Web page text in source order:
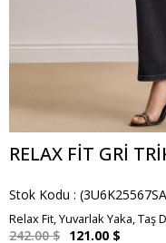
RELAX FIT GRI
Stok Kodu
Relax Fit, Yuvarlak Yaka, Taş
242.00 $ 121.00 $